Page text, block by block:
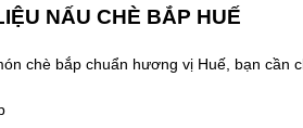
NẤU CHÈ BẮP HUẾ
chè bắp chuẩn hương vị Huế, bạn cần